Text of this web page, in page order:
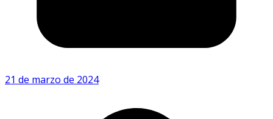
21 de marzo de 2024